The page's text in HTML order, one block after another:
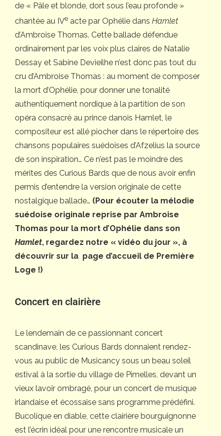
de « Pâle et blonde, dort sous l’eau profonde »
chantée au IVe acte par Ophélie dans Hamlet
d’Ambroise Thomas. Cette ballade défendue
ordinairement par les voix plus claires de Natalie
Dessay et Sabine Devieilhe n’est donc pas tout du
cru d’Ambroise Thomas : au moment de composer
la mort d’Ophélie, pour donner une tonalité
authentiquement nordique à la partition de son
opéra consacré au prince danois Hamlet, le
compositeur est allé piocher dans le répertoire des
chansons populaires suédoises d’Afzelius la source
de son inspiration… Ce n’est pas le moindre des
mérites des Curious Bards que de nous avoir enfin
permis d’entendre la version originale de cette
nostalgique ballade… (Pour écouter la mélodie
suédoise originale reprise par Ambroise
Thomas pour la mort d’Ophélie dans son
Hamlet, regardez notre « vidéo du jour », à
découvrir sur la page d’accueil de Première
Loge !)
Concert en clairière
Le lendemain de ce passionnant concert
scandinave, les Curious Bards donnaient rendez-
vous au public de Musicancy sous un beau soleil
estival à la sortie du village de Pimelles, devant un
vieux lavoir ombragé, pour un concert de musique
irlandaise et écossaise sans programme prédéfini.
Bucolique en diable, cette clairière bourguignonne
est l’écrin idéal pour une rencontre musicale un